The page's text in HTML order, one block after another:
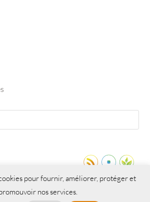
pour fournir, améliorer, protéger et
nos services.